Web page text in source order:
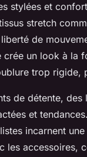
stylées et
stretch
de
crée un look à la
trop rigide,
de détente,
et
incarnent
les accessoires,